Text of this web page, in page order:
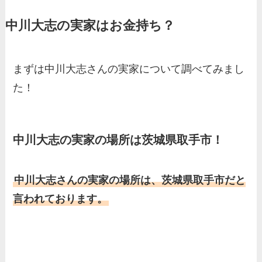
基俊介の実家はお金持ち？兄
人？家族を調査！
羽鳥慎一アナの両親（父・
など家族もまとめた！
中川大志の実家はお金持ち？
まずは中川大志さんの実家について調べてみまし
た！
中川大志の実家の場所は茨城県取手市！
中川大志さんの実家の場所は、茨城県取手市だと
言われております。